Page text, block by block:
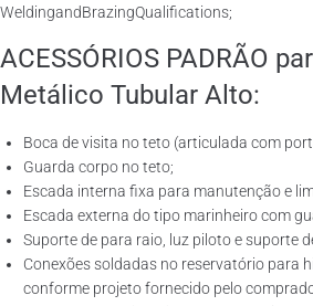
WeldingandBrazingQualifications;
ACESSÓRIOS PADRÃO
Metálico Tubular Alto:
Boca de visita no teto (articulada com
Guarda corpo no teto;
Escada interna fixa para manutenção e
Escada externa do tipo marinheiro com
Suporte de para raio, luz piloto e suporte
Conexões soldadas no reservatório para
conforme projeto fornecido pelo